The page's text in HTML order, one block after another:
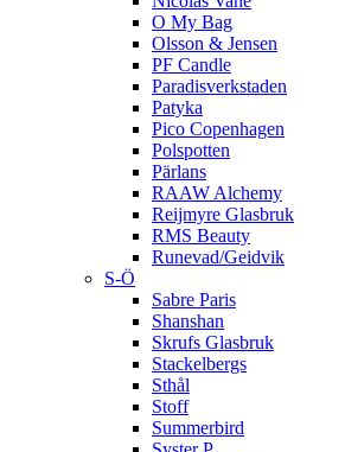
O My Bag
Olsson & Jensen
PF Candle
Paradisverkstaden
Patyka
Pico Copenhagen
Polspotten
Pärlans
RAAW Alchemy
Reijmyre Glasbruk
RMS Beauty
Runevad/Geidvik
S-Ö
Sabre Paris
Shanshan
Skrufs Glasbruk
Stackelbergs
Sthål
Stoff
Summerbird